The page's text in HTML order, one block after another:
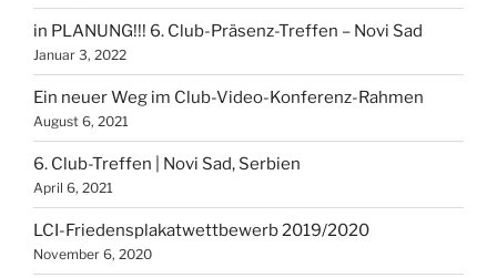
in PLANUNG!!! 6. Club-Präsenz-Treffen – Novi Sad
Januar 3, 2022
Ein neuer Weg im Club-Video-Konferenz-Rahmen
August 6, 2021
6. Club-Treffen | Novi Sad, Serbien
April 6, 2021
LCI-Friedensplakatwettbewerb 2019/2020
November 6, 2020